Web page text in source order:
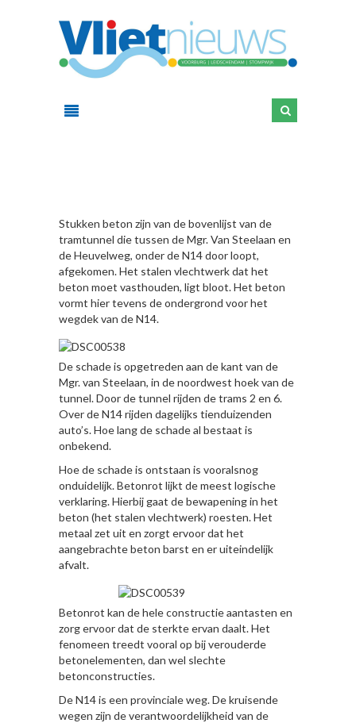
Stukken beton zijn van de bovenlijst van de
tramtunnel die tussen de Mgr. Van Steelaan en
de Heuvelweg, onder de N14 door loopt,
afgekomen. Het stalen vlechtwerk dat het
beton moet vasthouden, ligt bloot. Het beton
vormt hier tevens de ondergrond voor het
wegdek van de N14.
De schade is opgetreden aan de kant van de
Mgr. van Steelaan, in de noordwest hoek van de
tunnel. Door de tunnel rijden de trams 2 en 6.
Over de N14 rijden dagelijks tienduizenden
auto’s. Hoe lang de schade al bestaat is
onbekend.
Hoe de schade is ontstaan is vooralsnog
onduidelijk. Betonrot lijkt de meest logische
verklaring. Hierbij gaat de bewapening in het
beton (het stalen vlechtwerk) roesten. Het
metaal zet uit en zorgt ervoor dat het
aangebrachte beton barst en er uiteindelijk
afvalt.
Betonrot kan de hele constructie aantasten en
zorg ervoor dat de sterkte ervan daalt. Het
fenomeen treedt vooral op bij verouderde
betonelementen, dan wel slechte
betonconstructies.
De N14 is een provinciale weg. De kruisende
wegen zijn de verantwoordelijkheid van de